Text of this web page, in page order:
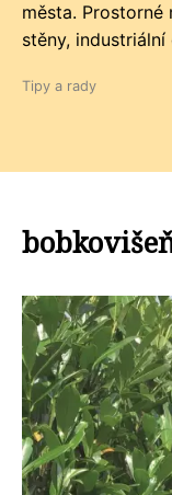
města.
stěny, industriální
Tipy a rady